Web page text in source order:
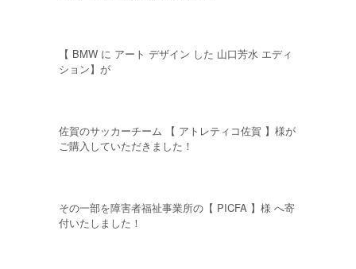
【 BMW に アート デザイン した 山口芳水 エディ
ション】が
佐賀のサッカーチーム 【 アトレティコ佐賀 】様が
ご購入していただきました！
その一部を障害者福祉事業所の【 PICFA 】様 へ寄
付いたしました！